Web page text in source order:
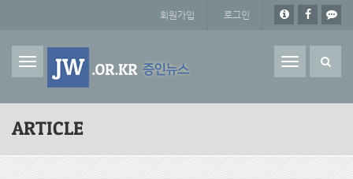
회원가입 로그인
Toggle
navigation
ARTICLE